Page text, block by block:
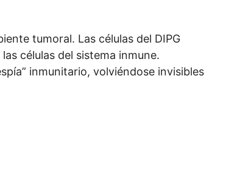
tumoral. Las células del DIPG
células del sistema inmune.
inmunitario, volviéndose invisibles